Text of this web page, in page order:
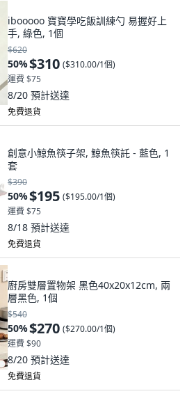
ibooooo 寶寶學吃飯訓練勺 易握好上
手, 綠色, 1個
$620
50%$310 ($310.00/1個)
運費 $75
8/20 預計送達
免費退貨
創意小鯨魚筷子架, 鯨魚筷託 - 藍色, 1
套
$390
50%$195 ($195.00/1個)
運費 $75
8/18 預計送達
免費退貨
廚房雙層置物架 黑色40x20x12cm, 兩
層黑色, 1個
$540
50%$270 ($270.00/1個)
運費 $90
8/20 預計送達
免費退貨